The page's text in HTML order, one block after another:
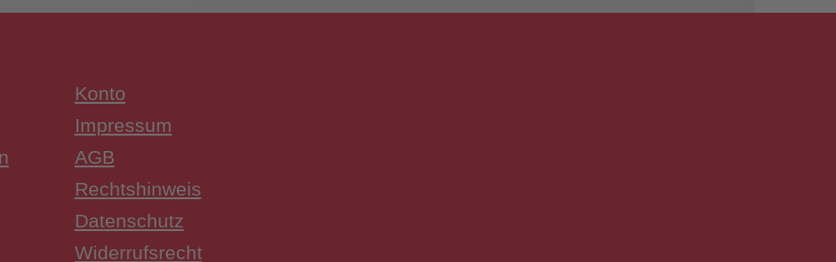
UW3 Serie Überwachungsschalter
Konto
Impressum
AGB
Rechtshinweis
Datenschutz
Widerrufsrecht